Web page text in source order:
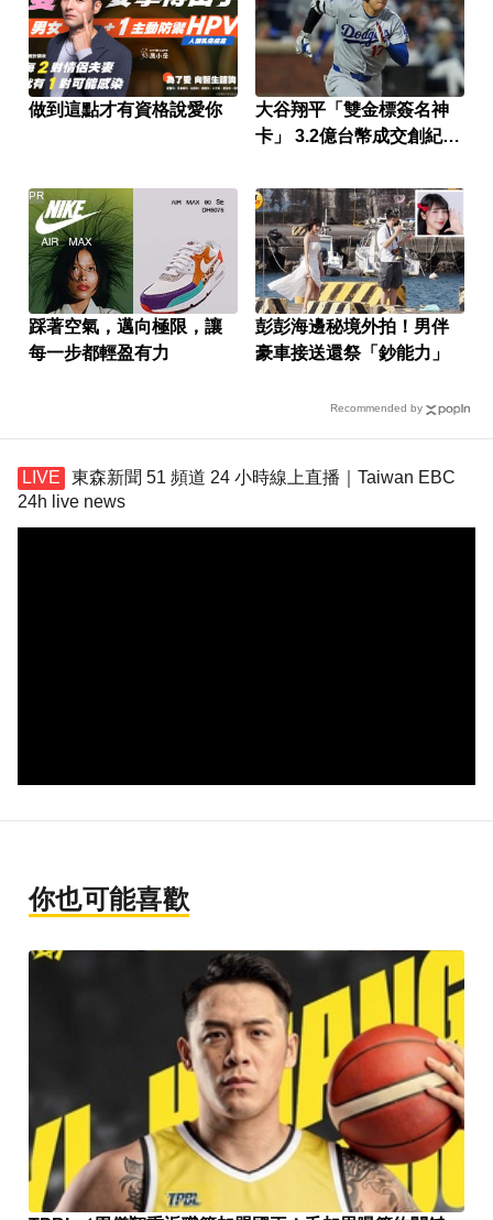
做到這點才有資格說愛你
大谷翔平「雙金標簽名神
卡」 3.2億台幣成交創紀
踩著空氣，邁向極限，讓
每一步都輕盈有力
PR
彭彭海邊秘境外拍！男伴
豪車接送還祭「鈔能力」
Recommended by
東森新聞 51 頻道 24 小時線上直播｜Taiwan EBC
24h live news
你也可能喜歡